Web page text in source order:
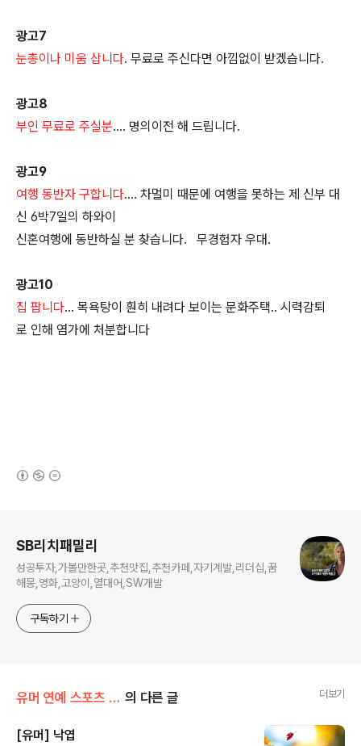
광고7
눈총이나 미움 삽니다. 무료로 주신다면 아낌없이 받겠습니다.
광고8
부인 무료로 주실분…. 명의이전 해 드립니다.
광고9
여행 동반자 구합니다…. 차멀미 때문에 여행을 못하는 제 신부 대
신 6박7일의 하와이
신혼여행에 동반하실 분 찾습니다. 무경험자 우대.
광고10
집 팝니다… 목욕탕이 훤히 내려다 보이는 문화주택.. 시력감퇴
로 인해 염가에 처분합니다
SB리치패밀리
성공투자,가볼만한곳,추천맛집,추천카페,자기계발,리더십,꿈
해몽,영화,고양이,열대어,SW개발
구독하기
유머 연예 스포츠 게임 의 다른 글 더보기
[유머] 낙엽